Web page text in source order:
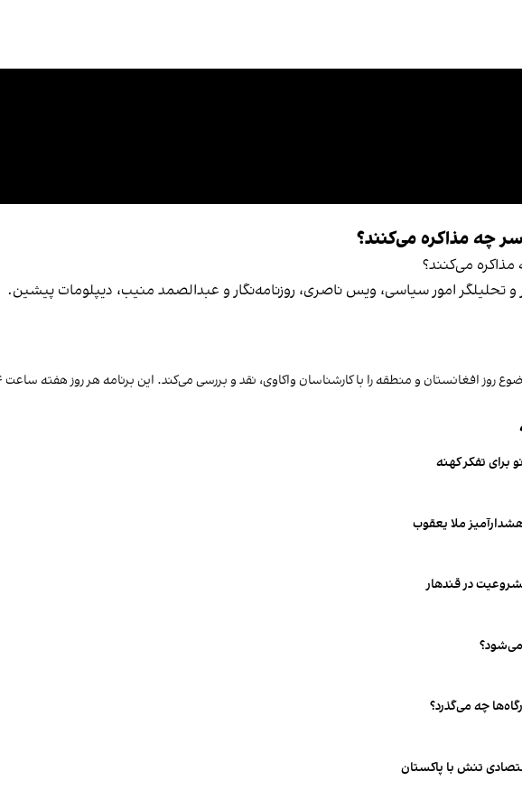
چه مذاکره می‌کنند؟
می‌کنند؟
تحلیلگر امور سیاسی، ویس ناصری، روزنامه‌نگار و عبدالصمد منیب، دیپلومات پیشین.
افغانستان و منطقه را با کارشناسان واکاوی، نقد و بررسی می‌کند. این برنامه هر روز هفته ساعت ۴ عصر به وقت کابل زنده نشر می‌شود.
تفکر کهنه
ملا یعقوب
در قندهار
چه می‌گذرد؟
تنش با پاکستان